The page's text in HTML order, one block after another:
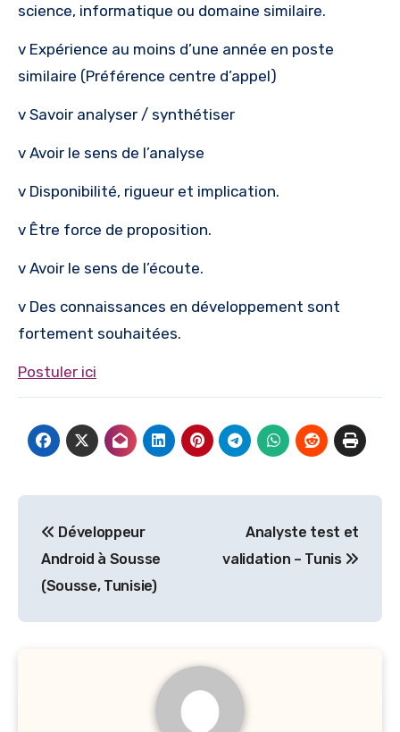
science, informatique ou domaine similaire.
v Expérience au moins d’une année en poste
similaire (Préférence centre d’appel)
v Savoir analyser / synthétiser
v Avoir le sens de l’analyse
v Disponibilité, rigueur et implication.
v Être force de proposition.
v Avoir le sens de l’écoute.
v Des connaissances en développement sont
fortement souhaitées.
Postuler ici
de
l’article
Développeur
Android à Sousse
(Sousse, Tunisie)
Analyste test et
validation – Tunis